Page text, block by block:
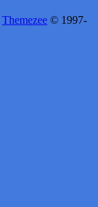
Themezee © 1997-